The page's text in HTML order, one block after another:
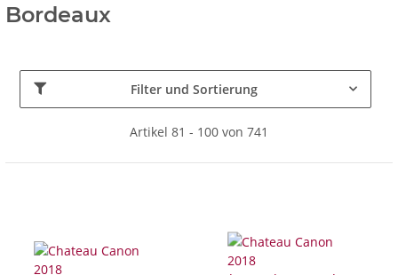
Bordeaux
Filter und Sortierung
Artikel 81 - 100 von 741